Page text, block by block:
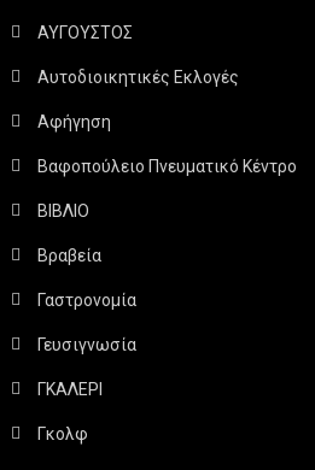
ΑΥΓΟΥΣΤΟΣ
Αυτοδιοικητικές Εκλογές
Αφήγηση
Βαφοπούλειο Πνευματικό Κέντρο
ΒΙΒΛΙΟ
Βραβεία
Γαστρονομία
Γευσιγνωσία
ΓΚΑΛΕΡΙ
Γκολφ